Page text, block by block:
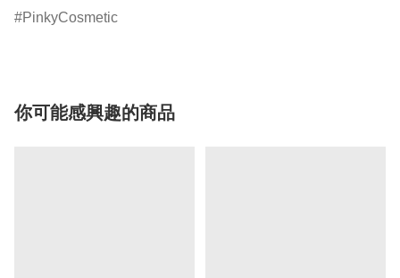
PinkyCosmetic
你可能感興趣的商品